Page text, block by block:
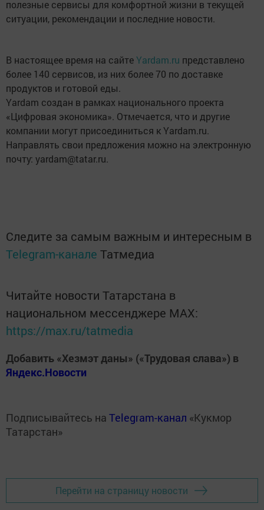
полезные сервисы для комфортной жизни в текущей
ситуации, рекомендации и последние новости.
В настоящее время на сайтеYardam.ru представлено
более 140 сервисов, из них более 70 по доставке
продуктов и готовой еды.
Yardam создан в рамках национального проекта
«Цифровая экономика». Отмечается, что и другие
компании могут присоединиться к Yardam.ru.
Направлять свои предложения можно на электронную
почту: yardam@tatar.ru.
Следите за самым важным и интересным в
Telegram-канале Татмедиа
Читайте новости Татарстана в
национальном мессенджере MАХ:
https://max.ru/tatmedia
Добавить «Хезмэт даны» («Трудовая слава») в
Яндекс.Новости
Подписывайтесь на Telegram-канал «Кукмор
Татарстан»
Перейти на страницу новости